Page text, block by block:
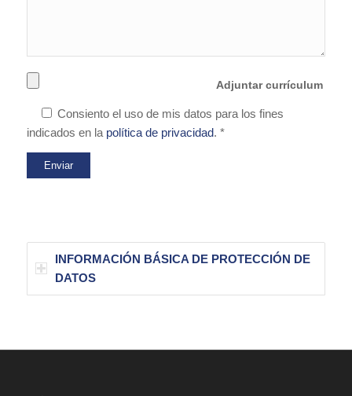
Adjuntar currículum
Consiento el uso de mis datos para los fines
indicados en la política de privacidad. *
INFORMACIÓN BÁSICA DE PROTECCIÓN DE
DATOS